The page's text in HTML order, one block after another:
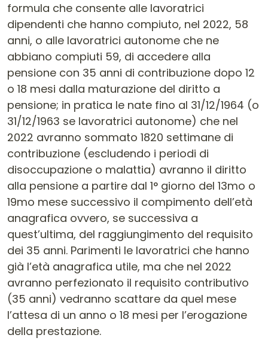
formula che consente alle lavoratrici
dipendenti che hanno compiuto, nel 2022, 58
anni, o alle lavoratrici autonome che ne
abbiano compiuti 59, di accedere alla
pensione con 35 anni di contribuzione dopo 12
o 18 mesi dalla maturazione del diritto a
pensione; in pratica le nate fino al 31/12/1964 (o
31/12/1963 se lavoratrici autonome) che nel
2022 avranno sommato 1820 settimane di
contribuzione (escludendo i periodi di
disoccupazione o malattia) avranno il diritto
alla pensione a partire dal 1° giorno del 13mo o
19mo mese successivo il compimento dell’età
anagrafica ovvero, se successiva a
quest’ultima, del raggiungimento del requisito
dei 35 anni. Parimenti le lavoratrici che hanno
già l’età anagrafica utile, ma che nel 2022
avranno perfezionato il requisito contributivo
(35 anni) vedranno scattare da quel mese
l’attesa di un anno o 18 mesi per l’erogazione
della prestazione.